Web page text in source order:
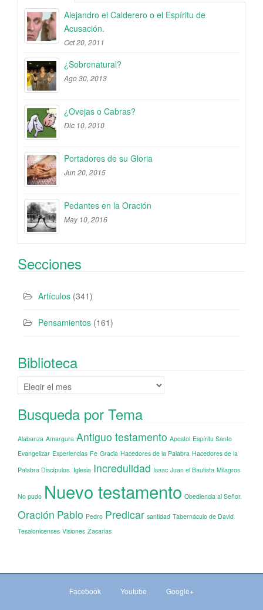
Alejandro el Calderero o el Espíritu de
Acusación.
Oct 20, 2011
¿Sobrenatural?
Ago 30, 2013
¿Ovejas o Cabras?
Dic 10, 2010
Portadores de su Gloria
Jun 20, 2015
Pedantes en la Oración
May 10, 2016
Secciones
Artículos (341)
Pensamientos (161)
Biblioteca
Biblioteca
Busqueda por Tema
Alabanza Amargura Antiguo testamento Apostol Espíritu Santo
Evangelizar Experiencias Fe Gracia Hacedores de la Palabra Hacedores de la
Palabra Discípulos. Iglesia Incredulidad Isaac Juan el Bautista Milagros
No pudo Nuevo testamento Obediencia al Señor.
Oración Pablo Pedro Predicar santidad Tabernáculo de David
Tesalonicenses Visiones Zacarias
Facebook Youtube Google+